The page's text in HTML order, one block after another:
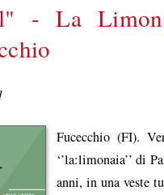
- La
Fucecchio (FI).
‘’la:limonaia’’ di
anni, in una veste